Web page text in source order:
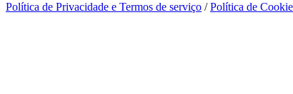
Política de Privacidade e Termos de serviço /Política de